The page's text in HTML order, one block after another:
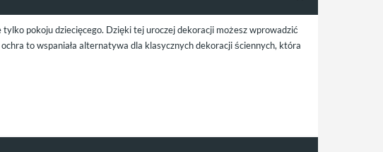
pokoju dziecięcego. Dzięki tej uroczej dekoracji możesz wprowadzić
to wspaniała alternatywa dla klasycznych dekoracji ściennych, która